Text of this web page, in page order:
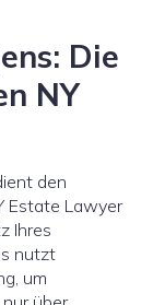
Die
NY
den
Estate Lawyer
Ihres
nutzt
um